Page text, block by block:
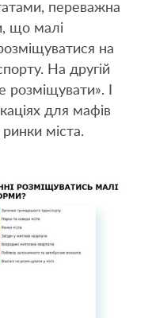
переважна
що малі
на
На другій
розміщувати». І
для мафів
міста.